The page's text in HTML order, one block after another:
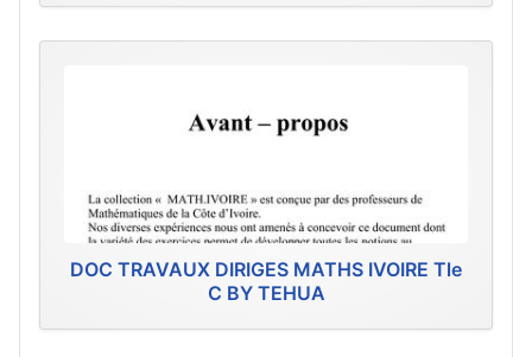
DOC TRAVAUX DIRIGES MATHS IVOIRE Tle
C BY TEHUA